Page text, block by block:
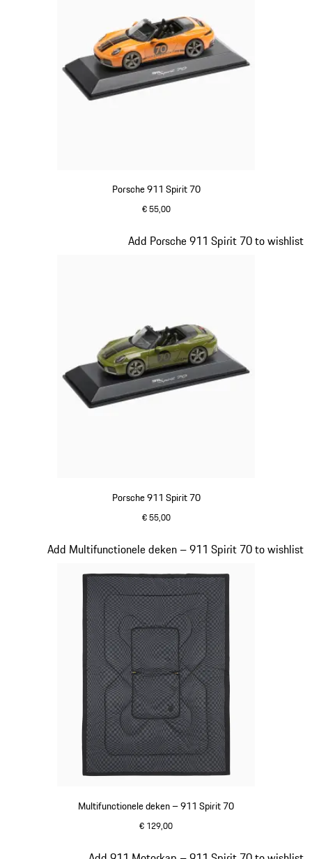
Porsche 911 Spirit 70
€ 55,00
Porsche 911 Spirit 70
€ 55,00
Add Porsche 911 Spirit 70 to wishlist
Multifunctionele deken – 911 Spirit 70
€ 129,00
Add Multifunctionele deken – 911 Spirit 70 to wishlist
Dia 18 van 20